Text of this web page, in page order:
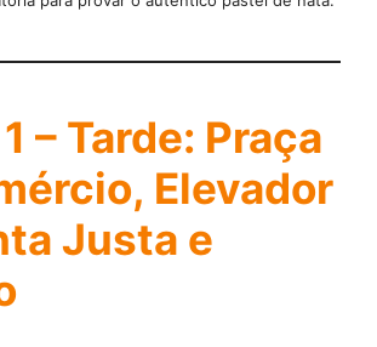
– Tarde: Praça
Elevador
Justa e